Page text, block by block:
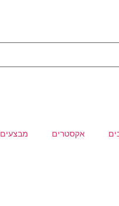
אקסטרים מבצעים